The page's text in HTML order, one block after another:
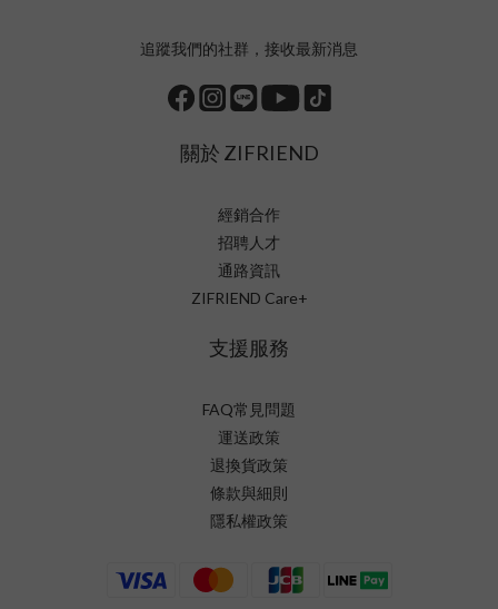
追蹤我們的社群，接收最新消息
關於 ZIFRIEND
經銷合作
招聘人才
通路資訊
ZIFRIEND Care+
支援服務
FAQ常見問題
運送政策
退換貨政策
條款與細則
隱私權政策